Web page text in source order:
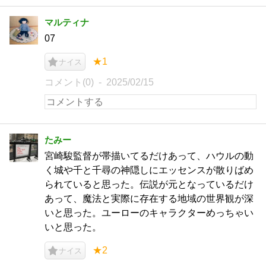
マルティナ
07
ナイス ★1
コメント(0) 2025/02/15
たみー
宮崎駿監督が帯描いてるだけあって、ハウルの動
く城や千と千尋の神隠しにエッセンスが散りばめ
られていると思った。伝説が元となっているだけ
あって、魔法と実際に存在する地域の世界観が深
いと思った。ユーローのキャラクターめっちゃい
いと思った。
ナイス ★2